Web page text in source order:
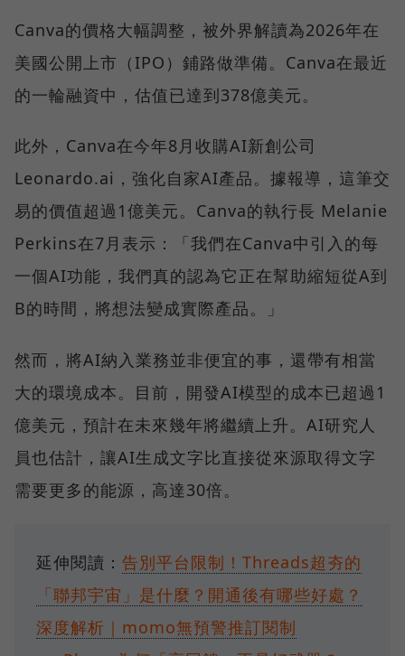
Canva的價格大幅調整，被外界解讀為2026年在
美國公開上市（IPO）鋪路做準備。Canva在最近
的一輪融資中，估值已達到378億美元。
此外，Canva在今年8月收購AI新創公司
Leonardo.ai，強化自家AI產品。據報導，這筆交
易的價值超過1億美元。Canva的執行長 Melanie
Perkins在7月表示：「我們在Canva中引入的每
一個AI功能，我們真的認為它正在幫助縮短從A到
B的時間，將想法變成實際產品。」
然而，將AI納入業務並非便宜的事，還帶有相當
大的環境成本。目前，開發AI模型的成本已超過1
億美元，預計在未來幾年將繼續上升。AI研究人
員也估計，讓AI生成文字比直接從來源取得文字
需要更多的能源，高達30倍。
延伸閱讀： 告別平台限制！Threads超夯的
「聯邦宇宙」是什麼？開通後有哪些好處？
深度解析｜momo無預警推訂閱制